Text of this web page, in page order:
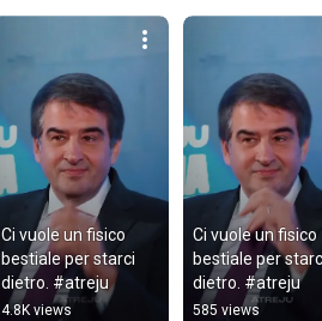
Ci vuole un fisico
bestiale per starci
dietro. #atreju
4.8K views
Ci vuole un fisico
bestiale per
dietro. #atreju
585 views